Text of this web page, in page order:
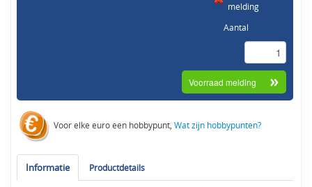
melding
Aantal
Voor elke euro een hobbypunt,Wat zijn hobbypunten?
Informatie Productdetails